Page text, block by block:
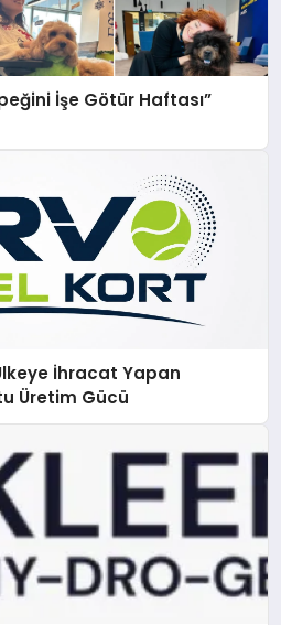
İşe Götür Haftası”
İhracat Yapan
Üretim Gücü